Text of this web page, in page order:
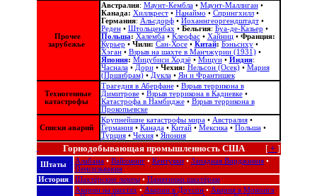
Прочее
зарубежье
Австралия: Маунт-Кембла• Маунт-Маллиган•
Канада: Хиллкрест• Нанаймо • Спрингхилл•
Германия: Альсдорф• Йоханнгеоргендштадт•
Реден• Штольценбах • Бельгия: Буа-де-Казьер •
Польша: Халемба• Клеофас• Хайниц• Франция:
Курьер • Чили: Сан-Хосе• Китай: Бэньсиху•
Хэган• Взрыв на шахте в Манчжурии (1931)•
Япония: Мицубиси Ходзё• Мицуи• Индия:
Часнала• Дори• Чехия: Нельсон (Осек)• Мария
(Пршибрам)• Дукла• Ян и Франтишек
Техногенные
катастрофы
Трагедия в Аберфане• Взрыв террикона в
Димитрове• Взрыв террикона в Кадиевке•
Катастрофа в Намбидже• Взрыв террикона в
Прокопьевске
Списки аварий
Крупнейшие катастрофы мира• Австралия•
Германия• Канада• Китай• Мексика• Польша•
Турция• Чехия• Япония
[+ ]
Горнодобывающая промышленность США
Штаты Алабама• Вайоминг• Кентукки• Западная Вирджиния•
Пенсильвания
История
Шахтёрские лампы• Памятники шахтёрам
Аварии на шахтах • Аварии в Доусон• Авария в Мононга